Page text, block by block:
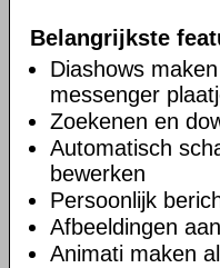
Belangrijkste
Diashows
messenger
Zoekenen en
Automatisch
bewerken
Persoonlijk
Afbeeldingen
Animati maken